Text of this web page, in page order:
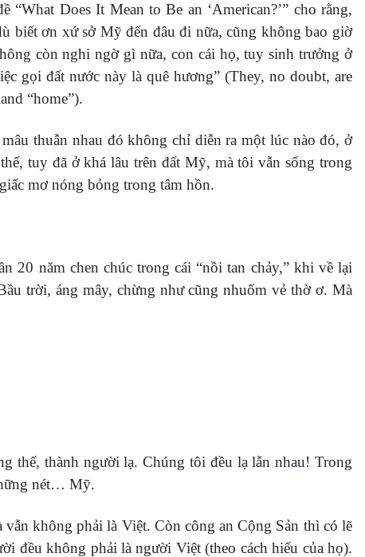
Does It Mean to Be an ‘American?’” cho rằng,
biết ơn xứ sở Mỹ đến đâu đi nữa, cũng không bao giờ
còn nghi ngờ gì nữa, con cái họ, tuy sinh trưởng ở
gọi đất nước này là quê hương” (They, no doubt, are
“home”).
thuẫn nhau đó không chỉ diễn ra một lúc nào đó, ở
tuy đã ở khá lâu trên đất Mỹ, mà tôi vẫn sống trong
mơ nóng bỏng trong tâm hồn.
20 năm chen chúc trong cái “nồi tan chảy,” khi về lại
trời, áng mây, chừng như cũng nhuốm vẻ thờ ơ. Mà
thế, thành người lạ. Chúng tôi đều lạ lẫn nhau! Trong
nét… Mỹ.
không phải là Việt. Còn công an Cộng Sản thì có lẽ
đều không phải là người Việt (theo cách hiểu của họ).